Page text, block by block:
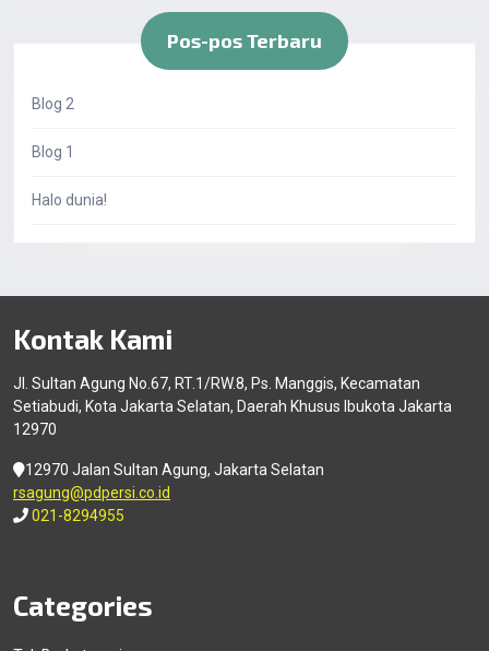
Pos-pos Terbaru
Blog 2
Blog 1
Halo dunia!
Kontak Kami
Jl. Sultan Agung No.67, RT.1/RW.8, Ps. Manggis, Kecamatan
Setiabudi, Kota Jakarta Selatan, Daerah Khusus Ibukota Jakarta
12970
12970 Jalan Sultan Agung, Jakarta Selatan
rsagung@pdpersi.co.id
021-8294955
Categories